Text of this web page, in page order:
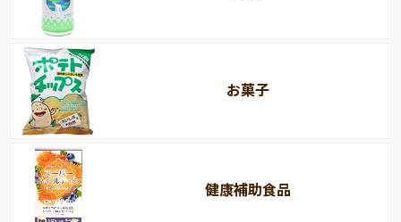
お菓子
健康補助食品